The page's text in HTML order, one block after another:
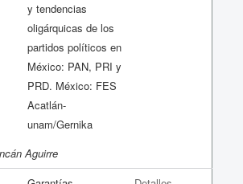
y tendencias
oligárquicas de los
partidos políticos en
México: PAN, PRI y
PRD. México: FES
Acatlán-
unam/Gernika
Aguirre